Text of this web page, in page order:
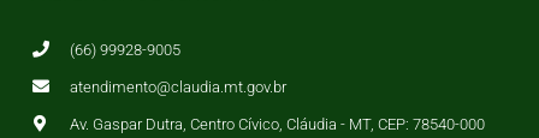
(66) 99928-9005
atendimento@claudia.mt.gov.br
Av. Gaspar Dutra, Centro Cívico, Cláudia - MT, CEP: 78540-000